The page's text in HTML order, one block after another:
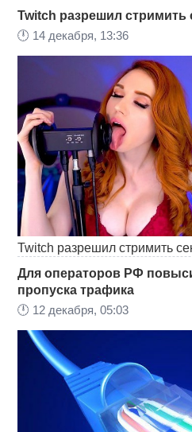
Twitch разрешил стримить
🕛 14 декабря, 13:36
Twitch разрешил стримить
Для операторов РФ
пропуска трафика
🕛 12 декабря, 05:03